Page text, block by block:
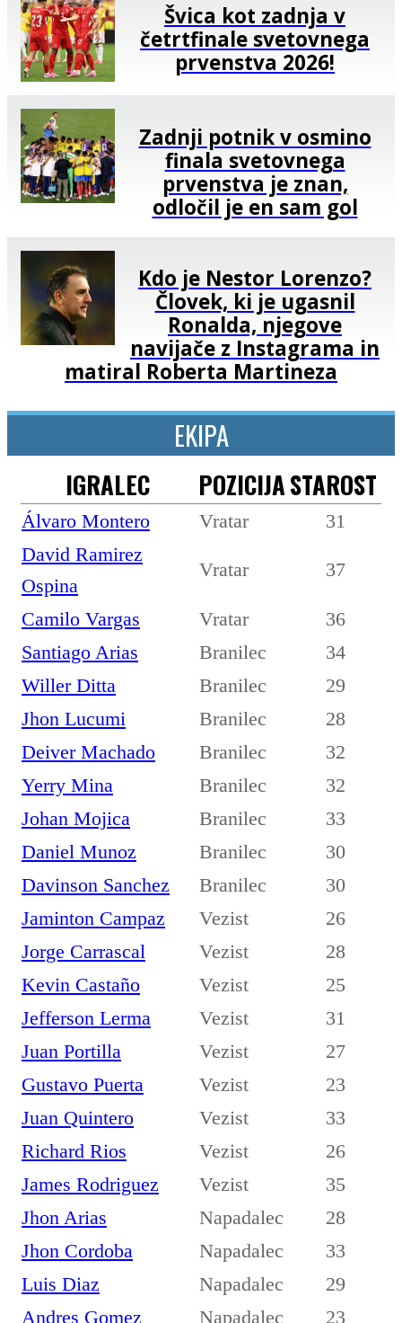
Švica kot zadnja v
četrtfinale svetovnega
prvenstva 2026!
Zadnji potnik v osmino
finala svetovnega
prvenstva je znan,
odločil je en sam gol
Kdo je Nestor Lorenzo?
Človek, ki je ugasnil
Ronalda, njegove
navijače z Instagrama in
matiral Roberta Martineza
EKIPA
IGRALEC POZICIJASTAROST
Álvaro Montero Vratar
31
David Ramirez
Ospina
Vratar 37
Camilo Vargas Vratar
36
Santiago Arias
Branilec
34
Willer Ditta
Branilec
29
Jhon Lucumi
Branilec
28
Deiver Machado
Branilec
32
Yerry Mina
Branilec
32
Johan Mojica
Branilec
33
Daniel Munoz
Branilec
30
Davinson Sanchez
Branilec
30
Jaminton Campaz
Vezist
26
Jorge Carrascal
Vezist
28
Kevin Castaño
Vezist
25
Jefferson Lerma
Vezist
31
Juan Portilla
Vezist
27
Gustavo Puerta
Vezist
23
Juan Quintero
Vezist
33
Richard Rios
Vezist
26
James Rodriguez
Vezist
35
Jhon Arias
Napadalec
28
Jhon Cordoba
Napadalec
33
Luis Diaz
Napadalec
29
Andres Gomez
Napadalec 23